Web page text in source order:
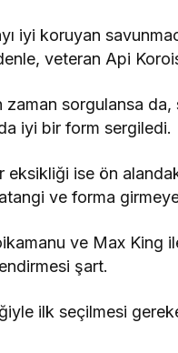
iyi koruyan
veteran Api
sorgulansa
iyi bir form sergiledi.
eksikliği ise ön
ve forma
ve Max King
şart.
ilk seçilmesi